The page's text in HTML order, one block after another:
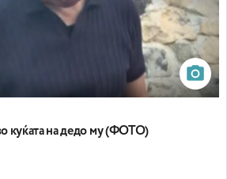
куќата на дедо му (ФОТО)